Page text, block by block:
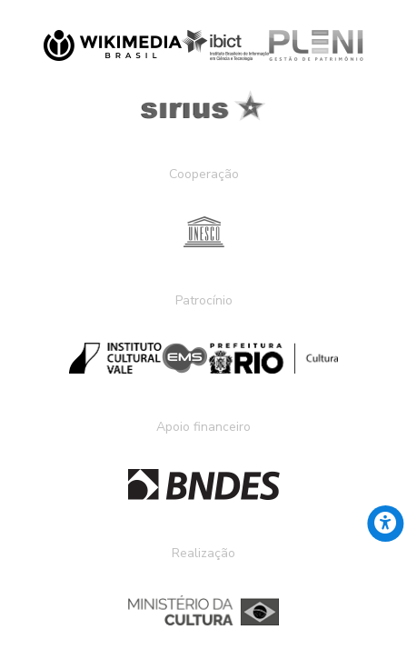
Cooperação
Patrocínio
Apoio financeiro
Realização